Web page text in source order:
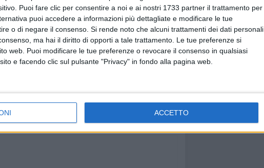
Puoi fare clic per consentire a noi e ai nostri 1733 partner il trattamento per
puoi accedere a informazioni più dettagliate e modificare le tue
o di negare il consenso. Si rende noto che alcuni trattamenti dei dati personali
ma hai il diritto di opporti a tale trattamento. Le tue preferenze si
web. Puoi modificare le tue preferenze o revocare il consenso in qualsiasi
e facendo clic sul pulsante "Privacy" in fondo alla pagina web.
ACCETTO
territoriale e nazionale, sono luoghi aperti,
in una dimensione internazionale».
cambia il cuore": si conclude il
Campo Scuola della Parrocchia